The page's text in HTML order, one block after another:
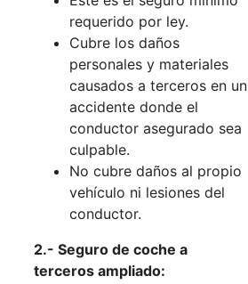
requerido por ley.
Cubre los daños
personales y materiales
causados a terceros en un
accidente donde el
conductor asegurado sea
culpable.
No cubre daños al propio
vehículo ni lesiones del
conductor.
2.- Seguro de coche a
terceros ampliado: